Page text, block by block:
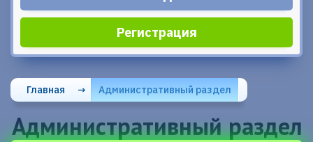
Регистрация
Главная → Административный раздел
Административный раздел